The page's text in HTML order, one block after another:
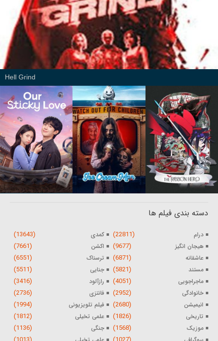
Hell Grind
دسته بندی فیلم ها
درام (22811) کمدی (13643)
هیجان انگیز (9677) اکشن (7661)
عاشقانه (6871) ترسناک (6551)
مستند (5821) جنایی (5511)
ماجراجویی (4051) رازآلود (3416)
خانوادگی (2952) فانتزی (2736)
انیمیشن (2680) فیلم تلویزیونی (1994)
تاریخی (1826) علمی تخیلی (1812)
موزیک (1568) جنگی (1136)